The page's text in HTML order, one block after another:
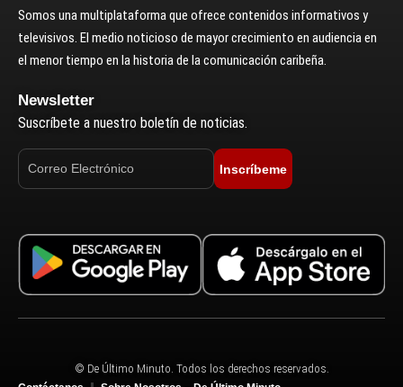
Somos una multiplataforma que ofrece contenidos informativos y
televisivos. El medio noticioso de mayor crecimiento en audiencia en
el menor tiempo en la historia de la comunicación caribeña.
Newsletter
Suscríbete a nuestro boletín de noticias.
Inscríbeme
© De Último Minuto. Todos los derechos reservados.